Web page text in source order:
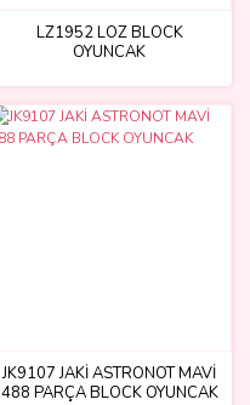
LZ1952 LOZ BLOCK
OYUNCAK
JK9107 JAKİ ASTRONOT MAVİ
488 PARÇA BLOCK OYUNCAK